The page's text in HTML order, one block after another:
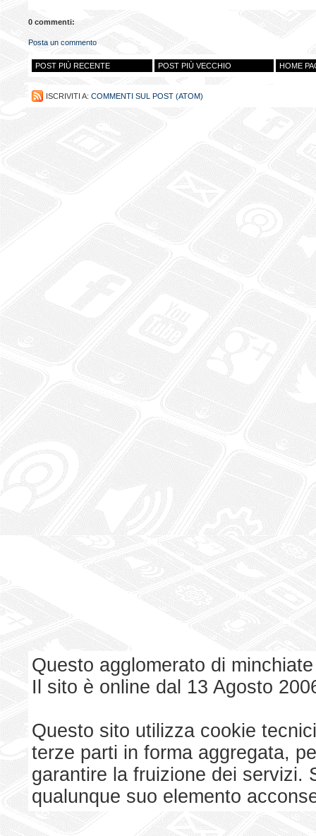
0 commenti:
Posta un commento
POST PIÙ RECENTE POST PIÙ VECCHIO HOME
ISCRIVITI A: COMMENTI SUL POST (ATOM)
Questo agglomerato di
Il sito è online dal 13 Agosto
Questo sito utilizza cookie
terze parti in forma aggregata,
garantire la fruizione dei servizi.
qualunque suo elemento